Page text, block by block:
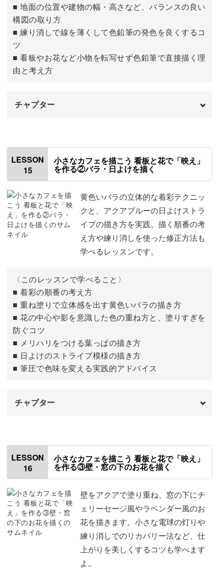
■ 地面の位置や建物の幅・高さなど、バランスの良い
構図の取り方
■ 練り消しで線を薄くして色鉛筆の発色を良くするコ
ツ
■ 看板やお花など小物を転写せず色鉛筆で直接描く理
由と考え方
チャプター
使用する材料・道具
テンプレートをトレースする
転写する 10:07
下絵を描く 13:50
自分で下絵を描く場合のポイント 23:18
LESSON
15
小さなカフェを描こう 看板と花で「映え」
を作る②バラ・日よけを描く
黄色いバラの立体的な着彩テクニッ
クと、アクアブルーの日よけストラ
イプの描き方を実践。描く順番の考
え方や練り消しを使った修正方法も
学べるレッスンです。
〈このレッスンで学べること〉
■ 着彩の順番の考え方
■ 重ね塗りで立体感を出す黄色いバラの描き方
■ 花の中心や影を意識した色の重ね方と、塗りすぎを
防ぐコツ
■ メリハリをつける葉っぱの描き方
■ 日よけのストライプ模様の描き方
■ 筆圧で色味を変える実践的アドバイス
チャプター
バラを描く
日よけを描く
LESSON
16
小さなカフェを描こう 看板と花で「映え」
を作る③壁・窓の下のお花を描く
壁をアクアで塗り重ね、窓の下にチ
ェリーセージ風やラベンダー風のお
花を描きます。小さな電球の灯りや
練り消しでのリカバリー法など、仕
上がりを美しくするコツも学べます
よ。